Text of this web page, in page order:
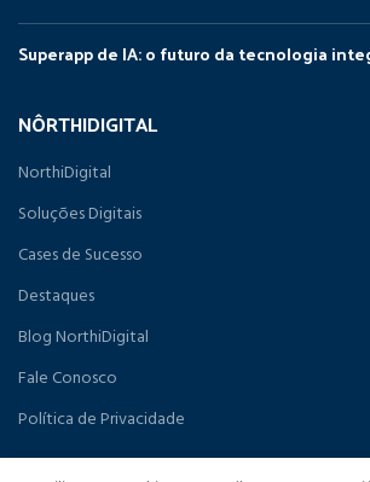
Superapp de IA: o futuro da tecnologia
NÔRTHIDIGITAL
NorthiDigital
Soluções Digitais
Cases de Sucesso
Destaques
Blog NorthiDigital
Fale Conosco
Política de Privacidade